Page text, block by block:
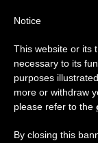
Notice
This website or its
necessary to its
purposes
more or withdraw
please refer to the
By closing this